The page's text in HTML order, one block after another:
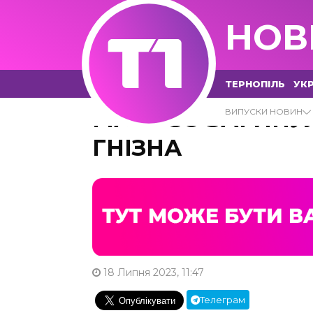
ТЕРНОПІЛЬ
ВИПУСКИ НОВИН
МАСОВО
ГНІЗНА
18 Липня 2023, 11:47
Телеграм